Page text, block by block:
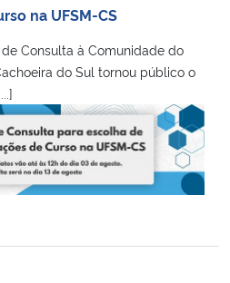
na UFSM-CS
Consulta à Comunidade do
do Sul tornou público o